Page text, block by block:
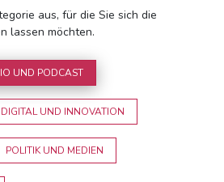
aus, für die Sie sich die
lassen möchten.
UND PODCAST
DIGITAL UND INNOVATION
POLITIK UND MEDIEN